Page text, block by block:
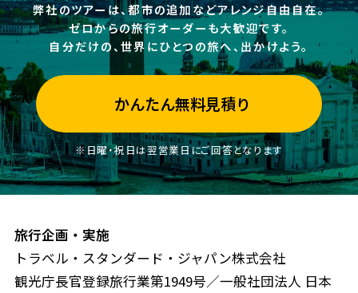
弊社のツアーは、都市の追加などアレンジ自由自在。
ゼロからの旅行オーダーも大歓迎です。
自分だけの、世界にひとつの旅へ、出かけよう。
かんたん無料見積り
※日曜・祝日は翌営業日にご回答となります
旅行企画・実施
トラベル・スタンダード・ジャパン株式会社
観光庁長官登録旅行業第1949号／一般社団法人 日本